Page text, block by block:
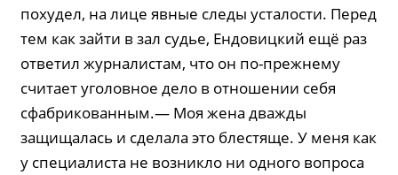
похудел, на лице явные следы усталости. Перед
тем как зайти в зал судье, Ендовицкий ещё раз
ответил журналистам, что он по-прежнему
считает уголовное дело в отношении себя
сфабрикованным.— Моя жена дважды
защищалась и сделала это блестяще. У меня как
у специалиста не возникло ни одного вопроса